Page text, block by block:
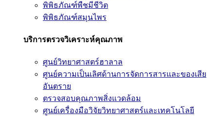
พิพิธภัณฑ์พืชมีชีวิต
พิพิธภัณฑ์สมุนไพร
บริการตรวจวิเคราะห์คุณภาพ
ศูนย์วิทยาศาสตร์ฮาลาล
ศูนย์ความเป็นเลิศด้านการจัดการสารและของเสีย
อันตราย
ตรวจสอบคุณภาพสิ่งแวดล้อม
ศูนย์เครื่องมือวิจัยวิทยาศาสตร์และเทคโนโลยี